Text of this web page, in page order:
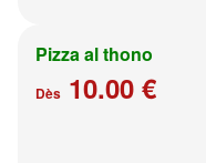
Pizza al thono
Dès 10.00 €